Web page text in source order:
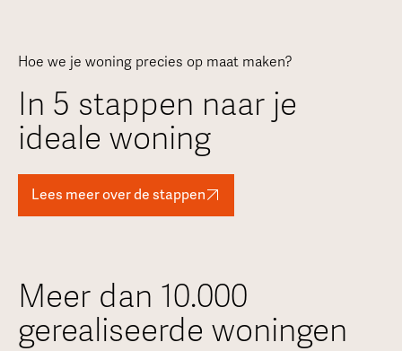
Hoe we je woning precies op maat maken?
In 5 stappen naar je
ideale woning
Lees meer over de stappen
Meer dan 10.000
gerealiseerde woningen